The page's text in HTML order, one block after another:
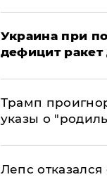
Украина при
дефицит
Трамп
указы о
Лепс